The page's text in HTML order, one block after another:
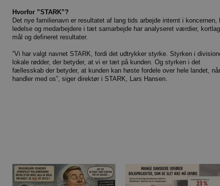
Hvorfor ”STARK”?
Det nye familienavn er resultatet af lang tids arbejde internt i koncernen,
ledelse og medarbejdere i tæt samarbejde har analyseret værdier,
mål og defineret resultater.
”Vi har valgt navnet STARK, fordi det udtrykker styrke. Styrken i
lokale rødder, der betyder, at vi er tæt på kunden. Og styrken i det
fællesskab der betyder, at kunden kan høste fordele over hele landet,
handler med os”, siger direktør i STARK, Lars Hansen.